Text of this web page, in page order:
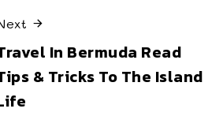
In Bermuda Read
& Tricks To The Island